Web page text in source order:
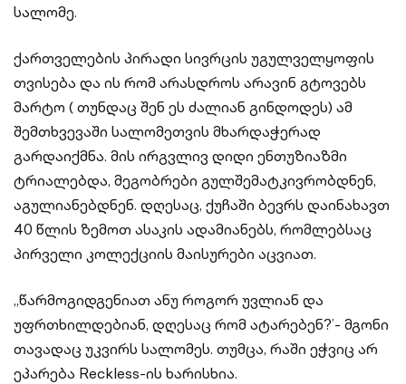
სალომე.
ქართველების პირადი სივრცის უგულველყოფის
თვისება და ის რომ არასდროს არავინ გტოვებს
მარტო ( თუნდაც შენ ეს ძალიან გინდოდეს) ამ
შემთხვევაში სალომეთვის მხარდაჭერად
გარდაიქმნა. მის ირგვლივ დიდი ენთუზიაზმი
ტრიალებდა, მეგობრები გულშემატკივრობდნენ,
აგულიანებდნენ. დღესაც, ქუჩაში ბევრს დაინახავთ
40 წლის ზემოთ ასაკის ადამიანებს, რომლებსაც
პირველი კოლექციის მაისურები აცვიათ.
„წარმოგიდგენიათ ანუ როგორ უვლიან და
უფრთხილდებიან, დღესაც რომ ატარებენ?’- მგონი
თავადაც უკვირს სალომეს. თუმცა, რაში ეჭვიც არ
ეპარება Reckless-ის ხარისხია.